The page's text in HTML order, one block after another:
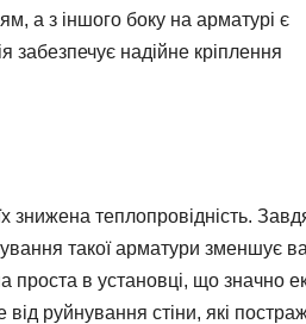
а з іншого боку на арматурі є
забезпечує надійне кріплення
знижена теплопровідність.
такої арматури зменшує
в установці, що значно
руйнування стіни, які